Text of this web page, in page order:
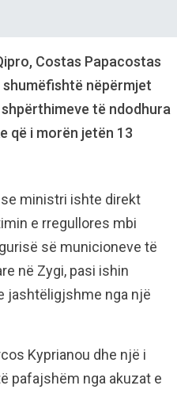
Costas Papacostas
nëpërmjet
të ndodhura
që i morën jetën 13
ministri ishte direkt
e rregullores mbi
së municioneve të
në Zygi, pasi ishin
jashtëligjshme nga një
Kyprianou dhe një i
pafajshëm nga akuzat e